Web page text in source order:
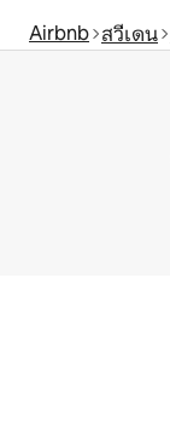
Airbnb สวีเดน